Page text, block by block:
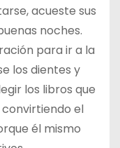
acueste sus
noches.
para ir a la
los dientes y
los libros que
el
él mismo